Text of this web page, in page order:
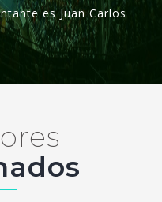
es Juan Carlos